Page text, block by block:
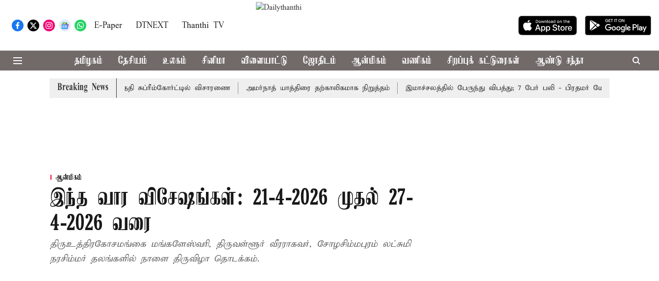
E-Paper DTNEXT Thanthi TV
தமிழகம் தேசியம் உலகம் சினிமா விளையாட்டு ஜோதிடம் ஆன்மிகம் வணிகம் சிறப்புக் கட்டுரைகள் ஆண்டு சந்தா
Breaking News
வழக்கு; வரும் 14ம்தேதி சுப்ரீம்கோர்ட்டில் விசாரணை அமர்நாத் யாத்திரை தற்காலிகமாக நிறுத்தம் இமாச்சலத்தில் பேருந்து விபத்து; 7 பேர் பலி - பிரதமர் மோடி இரங்கல்
ஆன்மிகம்
இந்த வார விசேஷங்கள்: 21-4-2026 முதல் 27-
4-2026 வரை
திருஉத்திரகோசமங்கை மங்களேஸ்வரி, திருவள்ளூர் வீரராகவர், சோழசிம்மபுரம் லட்சுமி
நரசிம்மர் தலங்களில் நாளை திருவிழா தொடக்கம்.